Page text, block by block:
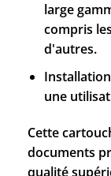
large
compris
d'autres.
une
Cette
documents
qualité